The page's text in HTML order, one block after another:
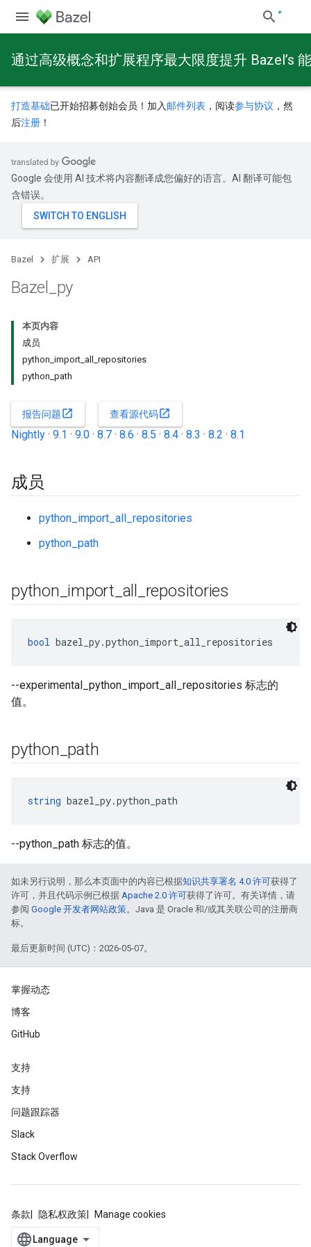
通过高级概念和扩展程序最大限度提升 Bazel’s
打造基础已开始招募创始会员！加入 邮件列表 ，阅读参与协议 ，然
后注册 ！
Google 会使用 AI 技术将内容翻译成您偏好的语言。AI 翻译可能包
含错误。
Bazel 扩展 API
Bazel py
本页内容
成员
python_import_all_repositories
python_path
报告问题open_in_new 查看源代码open_in_new
Nightly · 9.1 · 9.0 · 8.7 · 8.6 · 8.5 · 8.4 · 8.3 · 8.2 · 8.1
成员
python_import_all_repositories
python_path
python import all repositories
bool bazel_py.python_import_all_repositories
--experimental_python_import_all_repositories 标志的
值。
python path
string bazel_py.python_path
--python_path 标志的值。
如未另行说明，那么本页面中的内容已根据知识共享署名 4.0 许可获得了
许可，并且代码示例已根据 Apache 2.0 许可获得了许可。有关详情，请
参阅 Google 开发者网站政策。Java 是 Oracle 和/或其关联公司的注册商
标。
最后更新时间 (UTC)：2026-05-07。
掌握动态
博客
GitHub
支持
支持
问题跟踪器
Slack
Stack Overflow
条款 隐私权政策 Manage cookies